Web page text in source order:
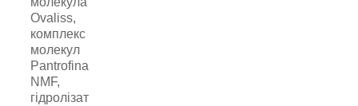
Ovaliss,
комплекс
молекул
Pantrofina
NMF,
гідролізат